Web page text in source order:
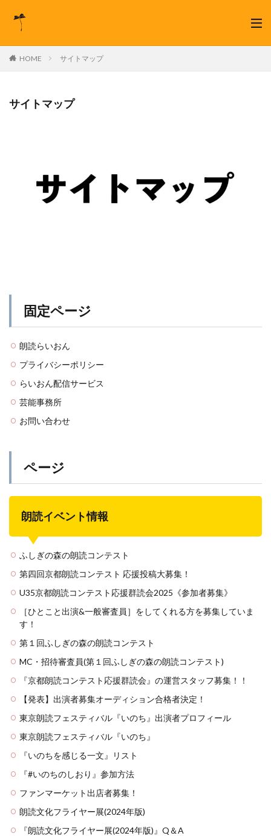
HOME サイトマップ
サイトマップ
固定ページ
朗読らいおん
プライバシーポリシー
らいおん配信サービス
芸能事務所
お問い合わせ
ページ
朗読イベント情報
ふしぎの森の朗読コンテスト
第四回京都朗読コンテスト 応援投稿大募集！
U35京都朗読コンテスト応援群読会2025《参加者募集》
［ひとこと出演&一般審査員］をしてくれる方を募集していま
す！
第１回ふしぎの森の朗読コンテスト
MC・招待審査員(第１回ふしぎの森の朗読コンテスト)
『京都朗読コンテスト応援群読会』の運営スタッフ募集！！
【発表】出演者募集オーディション合格者決定！
東京朗読フェスティバル『いのち』出演者プロフィール
東京朗読フェスティバル『いのち』
『いのちを感じる一文』リスト
『#いのちのしおり』参加方法
ファンマーケット出店者募集！
朗読文化フライヤー展(2024年版)
『朗読文化フライヤー展(2024年版)』Q＆A